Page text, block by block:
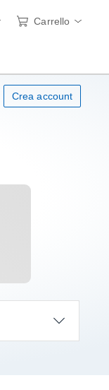
Carrello
Crea account